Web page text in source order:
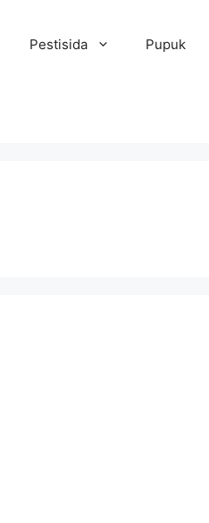
Pestisida Pupuk